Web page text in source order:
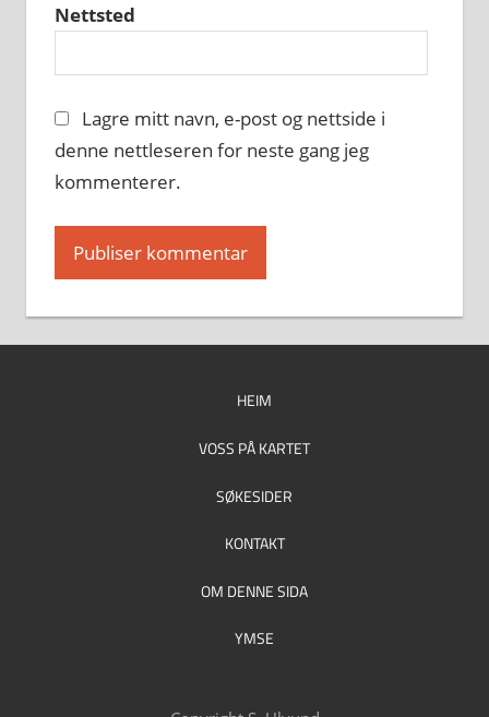
Nettsted
Lagre mitt navn, e-post og nettside i
denne nettleseren for neste gang jeg
kommenterer.
HEIM
VOSS PÅ KARTET
SØKESIDER
KONTAKT
OM DENNE SIDA
YMSE